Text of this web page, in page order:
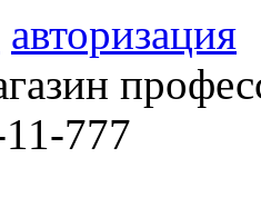
авторизация
777